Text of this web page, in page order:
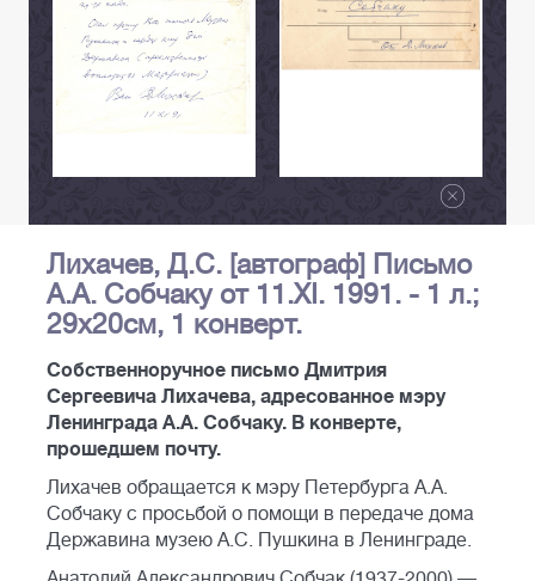
Лихачев, Д.С. [автограф] Письмо
А.А. Собчаку от 11.XI. 1991. - 1 л.;
29х20см, 1 конверт.
Собственноручное письмо Дмитрия
Сергеевича Лихачева, адресованное мэру
Ленинграда А.А. Собчаку. В конверте,
прошедшем почту.
Лихачев обращается к мэру Петербурга А.А.
Собчаку с просьбой о помощи в передаче дома
Державина музею А.С. Пушкина в Ленинграде.